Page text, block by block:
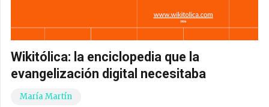
Wikitólica: la enciclopedia que la
evangelización digital necesitaba
María Martín